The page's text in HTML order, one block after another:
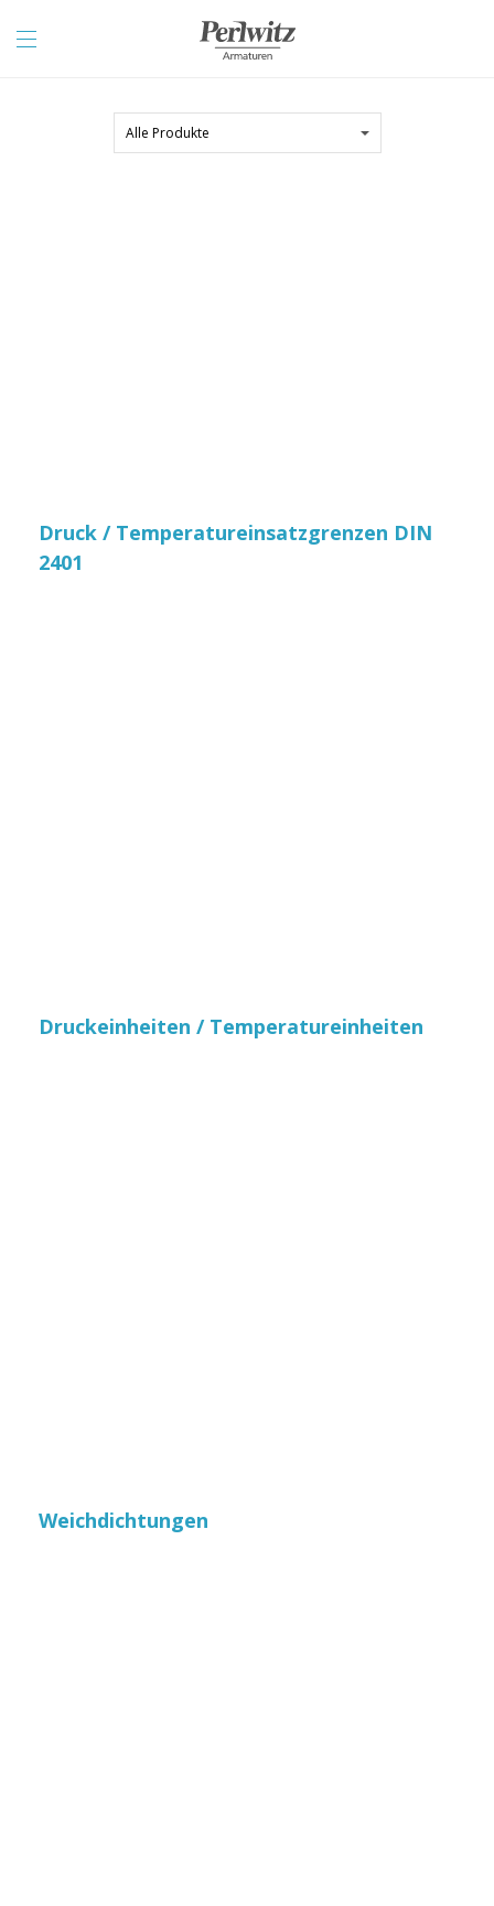
Druck / Temperatureinsatzgrenzen DIN
2401
Druckeinheiten / Temperatureinheiten
Weichdichtungen